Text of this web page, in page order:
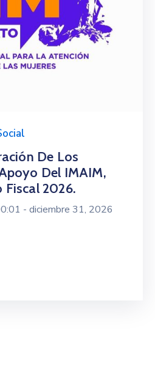
De Los
Del IMAIM,
Fiscal 2026.
- diciembre 31, 2026